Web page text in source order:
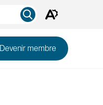
Ouvrez
d'outils
d'accessibilité.
Devenir membre